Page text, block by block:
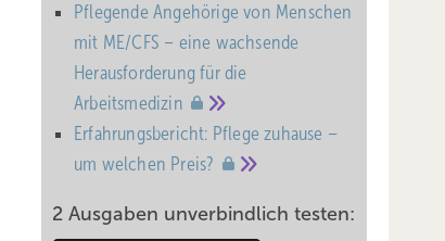
Pflegende Angehörige von Menschen
mit ME/CFS – eine wachsende
Heraus­forderung für die
Arbeitsmedizin
Erfahrungsbericht: Pflege zuhause –
um welchen Preis?
2 Ausgaben unverbindlich testen: